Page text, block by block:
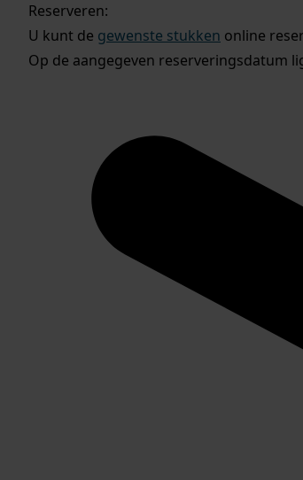
Reserveren:
U kunt de gewenste stukken online
Op de aangegeven reserveringsdatum